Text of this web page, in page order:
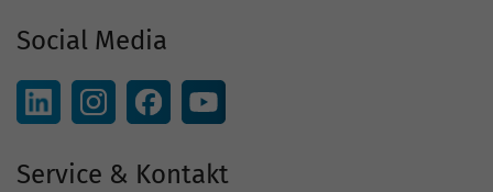
Social Media
Service & Kontakt